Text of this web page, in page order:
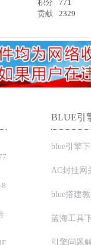
积分 771
贡献 2329
BLUE引
blue引擎
AC封挂网
blue搭建
蓝海工具
引擎问题